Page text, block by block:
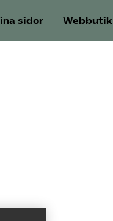
sidor Webbutik